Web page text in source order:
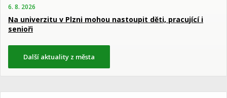
6. 8. 2026
Na univerzitu v Plzni mohou nastoupit děti, pracující i
senioři
Další aktuality z města